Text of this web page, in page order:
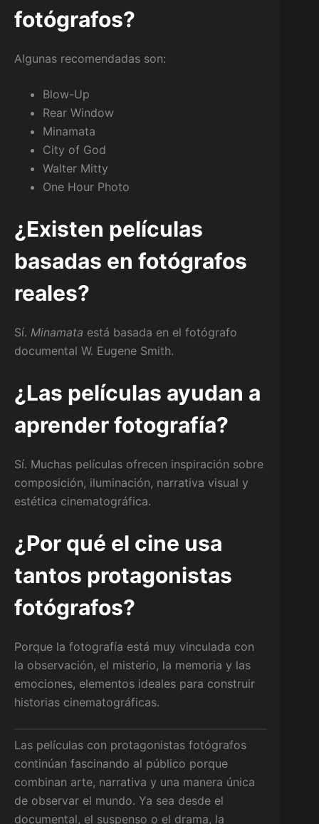
fotógrafos?
Algunas recomendadas son:
Blow-Up
Rear Window
Minamata
City of God
Walter Mitty
One Hour Photo
¿Existen películas
basadas en fotógrafos
reales?
Sí. Minamata está basada en el fotógrafo
documental W. Eugene Smith.
¿Las películas ayudan a
aprender fotografía?
Sí. Muchas películas ofrecen inspiración sobre
composición, iluminación, narrativa visual y
estética cinematográfica.
¿Por qué el cine usa
tantos protagonistas
fotógrafos?
Porque la fotografía está muy vinculada con
la observación, el misterio, la memoria y las
emociones, elementos ideales para construir
historias cinematográficas.
Las películas con protagonistas fotógrafos
continúan fascinando al público porque
combinan arte, narrativa y una manera única
de observar el mundo. Ya sea desde el
documental, el suspenso o el drama, la